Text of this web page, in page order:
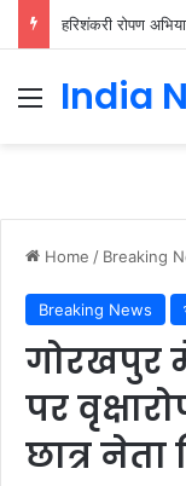
India
Home / Breaking
Breaking News
गोरखपुर
पर
छात्र नेता